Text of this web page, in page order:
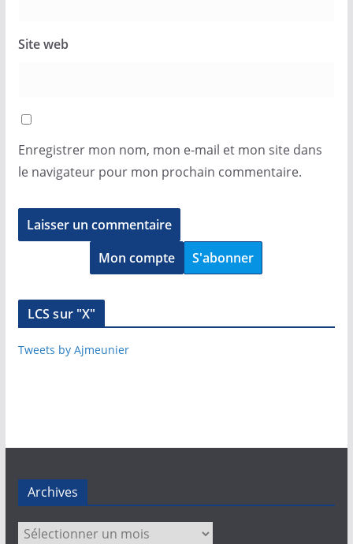
Site web
Enregistrer mon nom, mon e-mail et mon site dans
le navigateur pour mon prochain commentaire.
Mon compte S'abonner
LCS sur "X"
Tweets by Ajmeunier
Archives
Archives